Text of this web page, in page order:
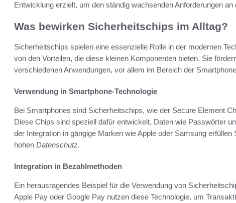
Entwicklung erzielt, um den ständig wachsenden Anforderungen
Was bewirken Sicherheitschips im Alltag?
Sicherheitschips spielen eine essenzielle Rolle in der modernen
von den Vorteilen, die diese kleinen Komponenten bieten. Sie
verschiedenen Anwendungen, vor allem im Bereich der
Verwendung in Smartphone-Technologie
Bei Smartphones sind Sicherheitschips, wie der Secure Element
Diese Chips sind speziell dafür entwickelt, Daten wie Passwörter
der Integration in gängige Marken wie Apple oder Samsung
hohen Datenschutz.
Integration in Bezahlmethoden
Ein herausragendes Beispiel für die Verwendung von
Apple Pay oder Google Pay nutzen diese Technologie, um